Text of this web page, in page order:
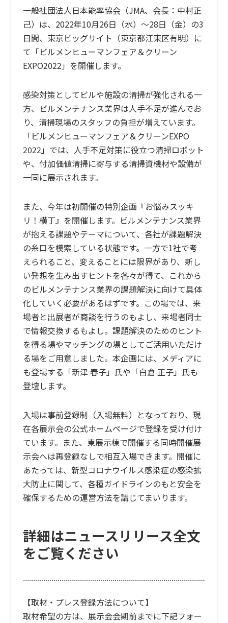
一般社団法人日本能率協会（JMA、会長：中村正
己）は、2022年10月26日（水）～28日（金）の3
日間、東京ビッグサイト（東京都江東区有明）に
て「ビルメンヒューマンフェア＆クリーン
EXPO2022 」を開催します。
感染対策としてビルや施設の清掃が強化される一
方、ビルメンテナンス業界は人手不足が進んでお
り、清掃現場のスタッフの負担が増えています。
「ビルメンヒューマンフェア＆クリーンEXPO
2022」では、人手不足対策に役立つ清掃ロボット
や、付加価値清掃に寄与する清掃資機材や設備が
一同に展示されます。
また、今年は初開催の特別企画『お悩みスッキ
リ！横丁』を開催します。ビルメンテナンス業界
が抱える課題やテーマについて、各社が課題解決
の糸口を模索している状態です。一方で1社で考
えられること、変えることには限界があり、新し
い発想を生み出すヒントを各々が得て、これから
のビルメンテナンス業界の課題解決に向けて具体
化していく必要があるはずです。この場では、来
場者と出展者が商談を行うのもよし、来場者同士
で情報交換するもよし。課題解決のためのヒント
を得る場やマッチングの場としてご活用いただけ
る場をご用意しました。本企画には、メディアに
も登場する「新津 春子」氏や「白倉 正子」氏も
登壇します。
入場は事前登録制（入場無料）となっており、現
在各展示会の公式ホームページで登録を受け付け
ています。また、東展示棟で開催する同時開催展
示会へは再登録なしで相互入場できます。開催に
あたっては、新型コロナウイルス感染症の感染拡
大防止に関して、各種ガイドラインのもと安全を
確保するための運営方法を講じてまいります。
詳細はニュースリリース全文
をご覧ください
【取材・プレス登録方法について】
取材希望の方は、展示会会期前までに下記フォー